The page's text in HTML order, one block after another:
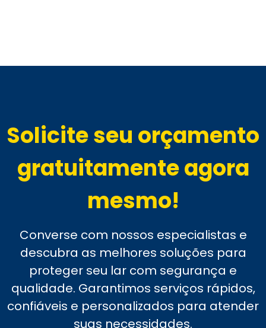
Solicite seu orçamento
gratuitamente agora
mesmo!
Converse com nossos especialistas e
descubra as melhores soluções para
proteger seu lar com segurança e
qualidade. Garantimos serviços rápidos,
confiáveis e personalizados para atender
suas necessidades.